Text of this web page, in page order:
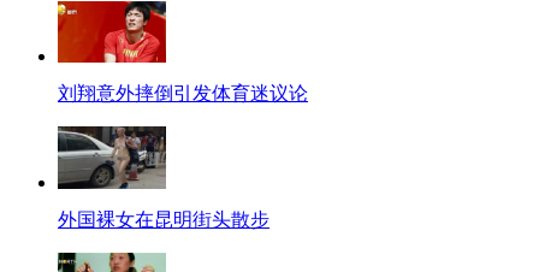
刘翔意外摔倒引发体育迷议论
外国裸女在昆明街头散步